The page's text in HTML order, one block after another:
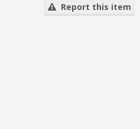
Report this item